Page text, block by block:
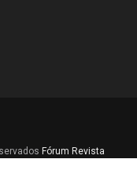
Fórum Revista